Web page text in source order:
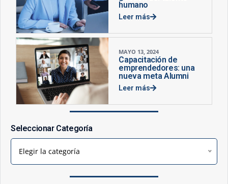
humano
Leer más
MAYO 13, 2024
Capacitación de
emprendedores: una
nueva meta Alumni
Leer más
Seleccionar Categoría
Elegir la categoría